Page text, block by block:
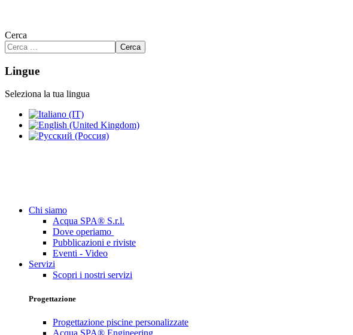
Cerca
Cerca
Lingue
Seleziona la tua lingua
Chi siamo
Acqua SPA® S.r.l.
Dove operiamo
Pubblicazioni e riviste
Eventi - Video
Servizi
Scopri i nostri servizi
Progettazione
Progettazione piscine personalizzate
Acqua SPA® Engineering